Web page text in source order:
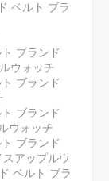
ベルト ブラ
ブランド
ウォッチ
ブランド
ブランド
ウォッチ
ブランド
アップルウ
ベルト ブラ